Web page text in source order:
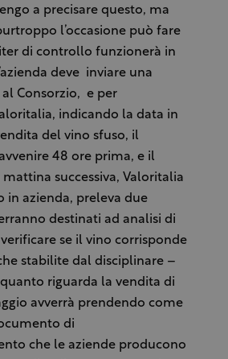
a precisare questo, ma
l’occasione può fare
di controllo funzionerà in
deve inviare una
Consorzio, e per
indicando la data in
del vino sfuso, il
48 ore prima, e il
successiva, Valoritalia
in azienda, preleva due
destinati ad analisi di
se il vino corrisponde
stabilite dal disciplinare –
riguarda la vendita di
avverrà prendendo come
di
che le aziende producono